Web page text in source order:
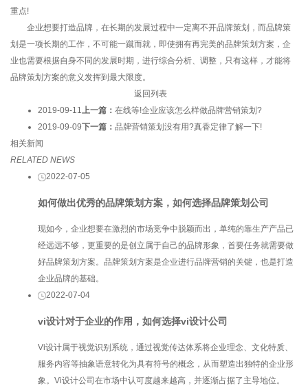
重点!
企业想要打造品牌，在长期的发展过程中一定离不开品牌策划，而品牌策
划是一项长期的工作，不可能一蹴而就，即使拥有再完美的品牌策划方案，企
业也需要根据自身不同的发展时期，进行综合分析、调整，只有这样，才能将
品牌策划方案的意义发挥到最大限度。
返回列表
2019-09-11上一篇： 在线等!企业应该怎么样做品牌营销策划?
2019-09-09下一篇： 品牌营销策划没有用?真香定律了解一下!
相关新闻
RELATED NEWS
2022-07-05
如何做出优秀的品牌策划方案，如何选择品牌策划公司
现如今，企业想要在激烈的市场竞争中脱颖而出，单纯的靠生产产品已
经远远不够，更重要的是创立属于自己的品牌形象，首要任务就需要做
好品牌策划方案。品牌策划方案是企业进行品牌营销的关键，也是打造
企业品牌的基础。
2022-07-04
vi设计对于企业的作用，如何选择vi设计公司
Vi设计属于视觉识别系统，通过视觉传达体系将企业理念、文化特质、
服务内容等抽象语意转化为具有符号的概念，从而塑造出独特的企业形
象。Vi设计公司在市场中认可度越来越高，并逐渐占据了主导地位。